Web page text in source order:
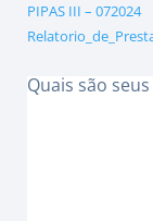
PIPAS III – 072024
Quais são